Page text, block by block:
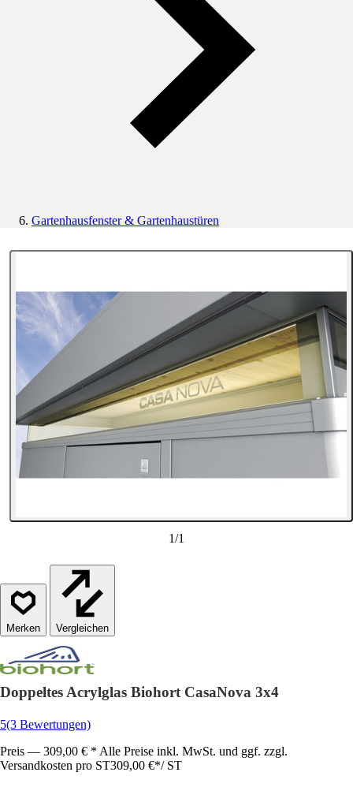
Gartenhausfenster & Gartenhaustüren
1/1
Vergleichen
Doppeltes Acrylglas Biohort CasaNova 3x4
5(3 Bewertungen)
Preis — 309,00 € * Alle Preise inkl. MwSt. und ggf. zzgl.
Versandkosten pro ST309,00 €*/ ST